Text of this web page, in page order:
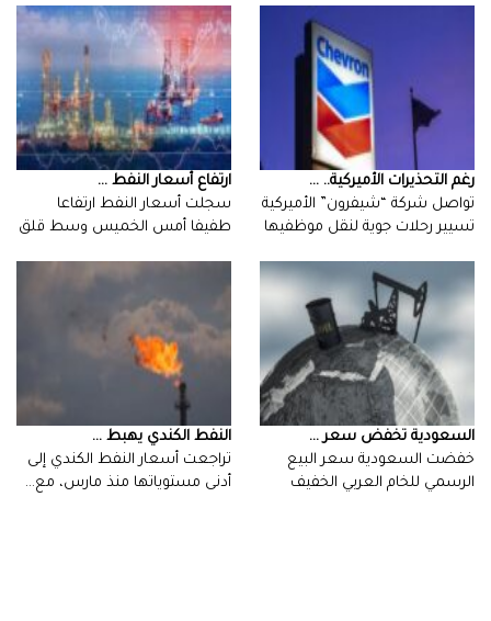
رغم التحذيرات الأميركية.. ...
تواصل شركة “شيفرون” الأميركية
تسيير رحلات جوية لنقل موظفيها
ارتفاع أسعار النفط ...
سجلت أسعار النفط ارتفاعا
طفيفا أمس الخميس وسط قلق
السعودية تخفض سعر ...
خفضت السعودية سعر البيع
الرسمي للخام العربي الخفيف
النفط الكندي يهبط ...
تراجعت أسعار النفط الكندي إلى
أدنى مستوياتها منذ مارس، مع…